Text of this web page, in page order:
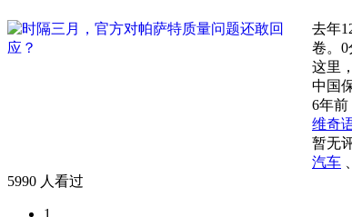
去年
卷。0
这里
中国
6年前
维奇
暂无
汽车
5990 人看过
1